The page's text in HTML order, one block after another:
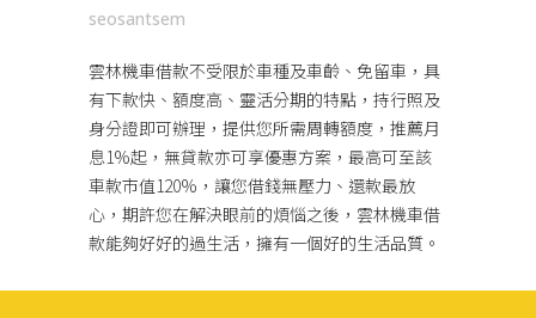
seosantsem
雲林機車借款不受限於車種及車齡、免留車，具
有下款快、額度高、靈活分期的特點，持行照及
身分證即可辦理，提供您所需周轉額度，推薦月
息1%起，無貸款亦可享優惠方案，最高可至該
車款市值120%，讓您借錢無壓力、還款最放
心，期許您在解決眼前的煩惱之後，雲林機車借
款能夠好好的過生活，擁有一個好的生活品質。